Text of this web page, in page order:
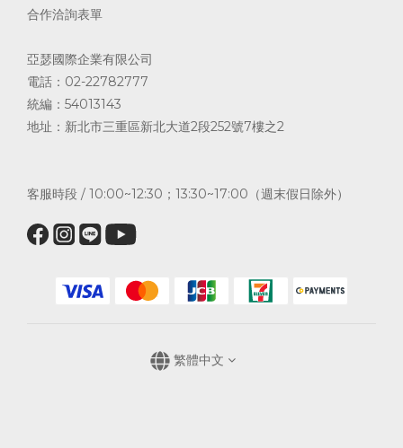
合作洽詢表單
亞瑟國際企業有限公司
電話：02-22782777
統編：54013143
地址：新北市三重區新北大道2段252號7樓之2
客服時段 / 10:00~12:30；13:30~17:00（週末假日除外）
繁體中文